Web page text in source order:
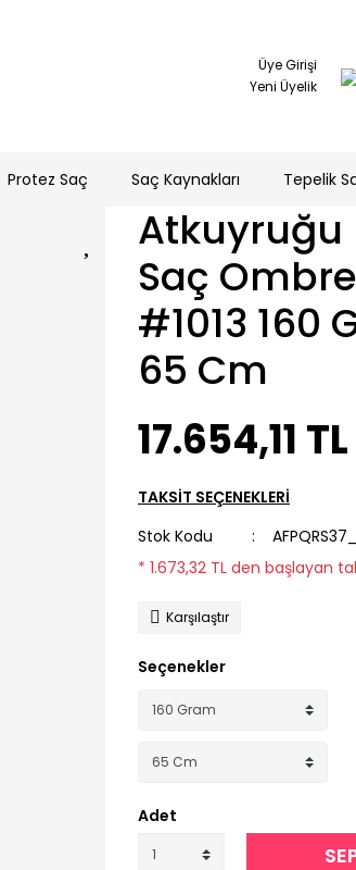
Üye Girişi
Yeni Üyelik
Protez Saç Saç Kaynakları Tepelik
Atkuyruğu
Saç
#1013 160
65 Cm
17.654,11 TL
TAKSİT SEÇENEKLERİ
Stok Kodu
* 1.673,32 TL den başlayan
Karşılaştır
Seçenekler
Adet